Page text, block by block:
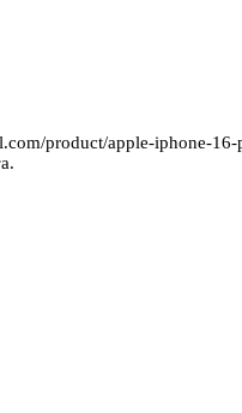
product/apple-iphone-16-